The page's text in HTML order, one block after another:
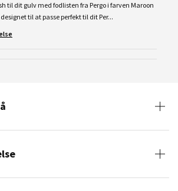
til dit gulv med fodlisten fra Pergo i farven Maroon
til at passe perfekt til dit Per...